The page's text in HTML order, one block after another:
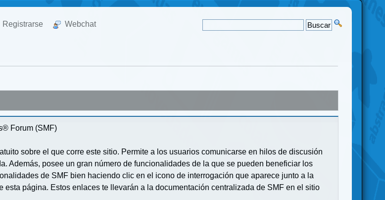
Registrarse Webchat
Forum (SMF)
sobre el que corre este sitio. Permite a los usuarios comunicarse en hilos de discusión
Además, posee un gran número de funcionalidades de la que se pueden beneficiar los
de SMF bien haciendo clic en el icono de interrogación que aparece junto a la
página. Estos enlaces te llevarán a la documentación centralizada de SMF en el sitio